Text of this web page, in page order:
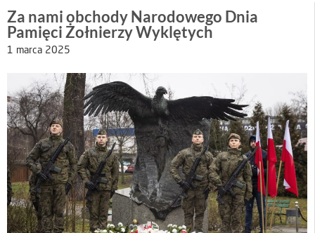
Za nami obchody Narodowego Dnia
Pamięci Żołnierzy Wyklętych
1 marca 2025